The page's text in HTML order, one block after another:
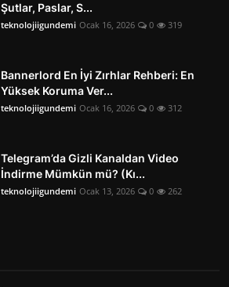
Şutlar, Paslar, S...
teknolojiigundemi Ocak 16, 2026 0 319
Bannerlord En İyi Zırhlar Rehberi: En
Yüksek Koruma Ver...
teknolojiigundemi Ocak 16, 2026 0 312
Telegram’da Gizli Kanaldan Video
İndirme Mümkün mü? (Kı...
teknolojiigundemi Ocak 13, 2026 0 262